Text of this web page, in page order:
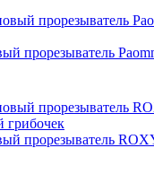
прорезыватель
прорезыватель